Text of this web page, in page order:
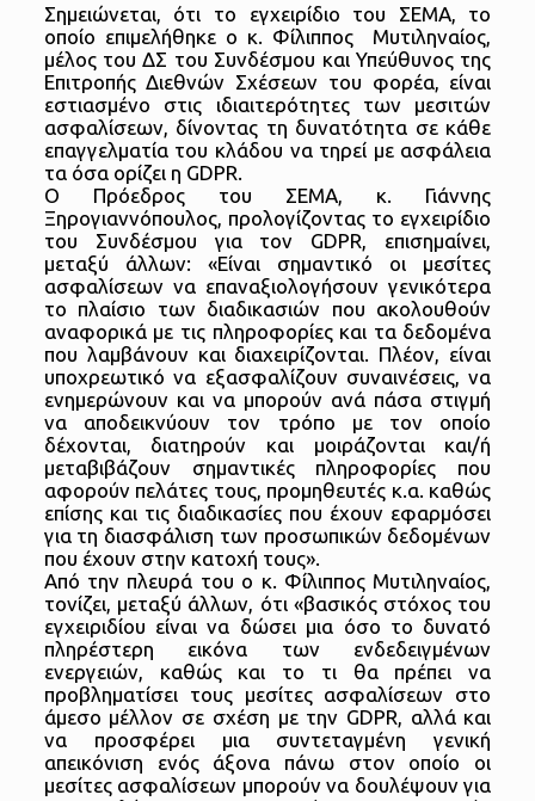
Σημειώνεται, ότι το εγχειρίδιο του ΣΕΜΑ, το
οποίο επιμελήθηκε ο κ. Φίλιππος Μυτιληναίος,
μέλος του ΔΣ του Συνδέσμου και Υπεύθυνος της
Επιτροπής Διεθνών Σχέσεων του φορέα, είναι
εστιασμένο στις ιδιαιτερότητες των μεσιτών
ασφαλίσεων, δίνοντας τη δυνατότητα σε κάθε
επαγγελματία του κλάδου να τηρεί με ασφάλεια
τα όσα ορίζει η GDPR.
Ο Πρόεδρος του ΣΕΜΑ, κ. Γιάννης
Ξηρογιαννόπουλος, προλογίζοντας το εγχειρίδιο
του Συνδέσμου για τον GDPR, επισημαίνει,
μεταξύ άλλων: «Είναι σημαντικό οι μεσίτες
ασφαλίσεων να επαναξιολογήσουν γενικότερα
το πλαίσιο των διαδικασιών που ακολουθούν
αναφορικά με τις πληροφορίες και τα δεδομένα
που λαμβάνουν και διαχειρίζονται. Πλέον, είναι
υποχρεωτικό να εξασφαλίζουν συναινέσεις, να
ενημερώνουν και να μπορούν ανά πάσα στιγμή
να αποδεικνύουν τον τρόπο με τον οποίο
δέχονται, διατηρούν και μοιράζονται και/ή
μεταβιβάζουν σημαντικές πληροφορίες που
αφορούν πελάτες τους, προμηθευτές κ.α. καθώς
επίσης και τις διαδικασίες που έχουν εφαρμόσει
για τη διασφάλιση των προσωπικών δεδομένων
που έχουν στην κατοχή τους».
Από την πλευρά του ο κ. Φίλιππος Μυτιληναίος,
τονίζει, μεταξύ άλλων, ότι «βασικός στόχος του
εγχειριδίου είναι να δώσει μια όσο το δυνατό
πληρέστερη εικόνα των ενδεδειγμένων
ενεργειών, καθώς και το τι θα πρέπει να
προβληματίσει τους μεσίτες ασφαλίσεων στο
άμεσο μέλλον σε σχέση με την GDPR, αλλά και
να προσφέρει μια συντεταγμένη γενική
απεικόνιση ενός άξονα πάνω στον οποίο οι
μεσίτες ασφαλίσεων μπορούν να δουλέψουν για